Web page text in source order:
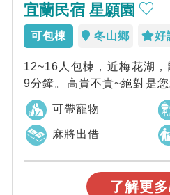
宜蘭民宿 星願園
可包棟 冬山鄉 好
12~16人包棟，近梅花湖
9分鐘。高貴不貴~絕對是
一選擇~
可帶寵物
麻將出借
了解更